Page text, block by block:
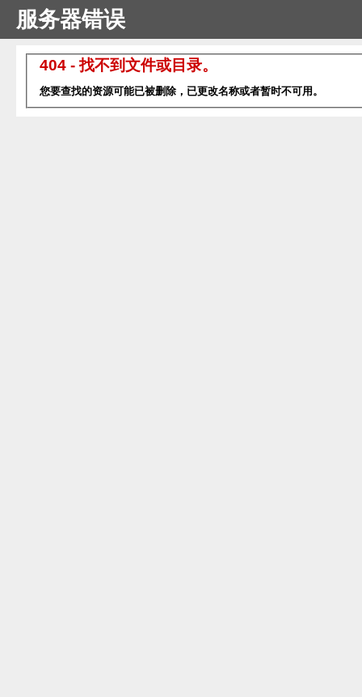
服务器错误
404 - 找不到文件或目录。
您要查找的资源可能已被删除，已更改名称或者暂时不可用。